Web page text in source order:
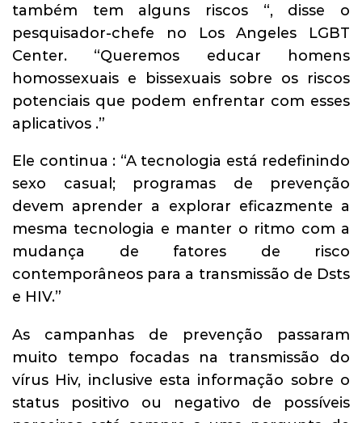
também tem alguns riscos “, disse o
pesquisador-chefe no Los Angeles LGBT
Center. “Queremos educar homens
homossexuais e bissexuais sobre os riscos
potenciais que podem enfrentar com esses
aplicativos .”
Ele continua : “A tecnologia está redefinindo
sexo casual; programas de prevenção
devem aprender a explorar eficazmente a
mesma tecnologia e manter o ritmo com a
mudança de fatores de risco
contemporâneos para a transmissão de Dsts
e HIV.”
As campanhas de prevenção passaram
muito tempo focadas na transmissão do
vírus Hiv, inclusive esta informação sobre o
status positivo ou negativo de possíveis